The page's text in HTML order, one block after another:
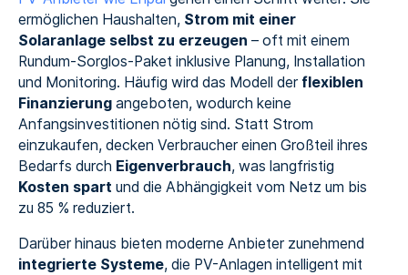
ermöglichen Haushalten, Strom mit einer
Solaranlage selbst zu erzeugen – oft mit einem
Rundum-Sorglos-Paket inklusive Planung, Installation
und Monitoring. Häufig wird das Modell der flexiblen
Finanzierungangeboten, wodurch keine
Anfangsinvestitionen nötig sind. Statt Strom
einzukaufen, decken Verbraucher einen Großteil ihres
Bedarfs durch Eigenverbrauch, was langfristig
Kosten spart und die Abhängigkeit vom Netz um bis
zu 85 % reduziert.
Darüber hinaus bieten moderne Anbieter zunehmend
integrierte Systeme, die PV-Anlagen intelligent mit